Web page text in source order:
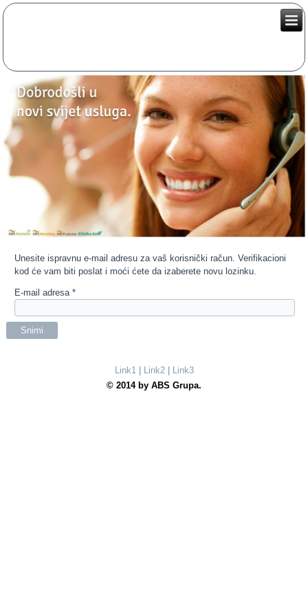
Unesite ispravnu e-mail adresu za vaš korisnički račun. Verifikacioni
kod će vam biti poslat i moći ćete da izaberete novu lozinku.
E-mail adresa*
Snimi
Link1 | Link2| Link3
© 2014 by ABS Grupa.